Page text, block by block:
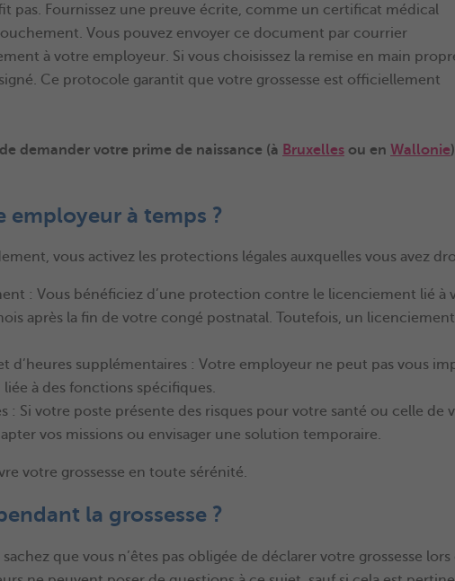
pas. Fournissez une preuve écrite, comme un certificat médical
Vous pouvez envoyer ce document par courrier
à votre employeur. Si vous choisissez la remise en main
Ce protocole garantit que votre grossesse est officiellement
demander votre prime de naissance (à Bruxelles ou en Wallonie
à temps ?
vous activez les protections légales auxquelles vous avez
: Vous bénéficiez d’une protection contre le licenciement lié à
après la fin de votre congé postnatal. Toutefois, un
d’heures supplémentaires : Votre employeur ne peut pas vous
à des fonctions spécifiques.
: Si votre poste présente des risques pour votre santé ou celle de
vos missions ou envisager une solution temporaire.
votre grossesse en toute sérénité.
la grossesse ?
que vous n’êtes pas obligée de déclarer votre grossesse lors